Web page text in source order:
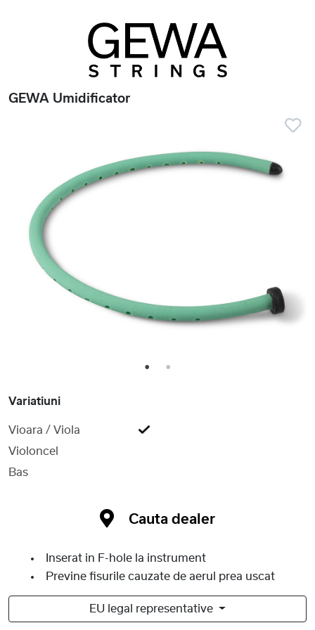
GEWA Umidificator
1 2
Variatiuni
Vioara / Viola
Violoncel
Bas
Cauta dealer
Inserat in F-hole la instrument
Previne fisurile cauzate de aerul prea uscat
EU legal representative